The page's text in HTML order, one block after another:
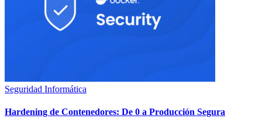
Seguridad Informática
Hardening de Contenedores: De 0 a Producción Segura